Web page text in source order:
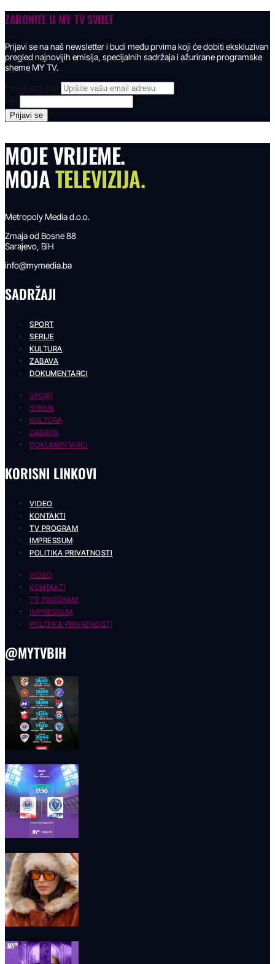
ZARONITE U MY TV SVIJET
Prijavi se na naš newsletter i budi među prvima koji će dobiti ekskluzivan
pregled najnovijih emisija, specijalnih sadržaja i ažurirane programske
sheme MY TV.
Email adresa
MOJE VRIJEME.
MOJATELEVIZIJA.
Metropoly Media d.o.o.
Zmaja od Bosne 88
Sarajevo, BiH
info@mymedia.ba
SADRŽAJI
SPORT
SERIJE
KULTURA
ZABAVA
DOKUMENTARCI
SPORT
SERIJE
KULTURA
ZABAVA
DOKUMENTARCI
KORISNI LINKOVI
VIDEO
KONTAKTI
TV PROGRAM
IMPRESSUM
POLITIKA PRIVATNOSTI
VIDEO
KONTAKTI
TV PROGRAM
IMPRESSUM
POLITIKA PRIVATNOSTI
@MYTVBIH